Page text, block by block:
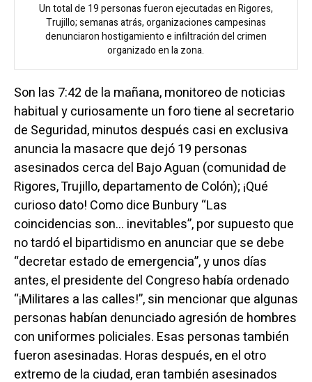
Un total de 19 personas fueron ejecutadas en Rigores,
Trujillo; semanas atrás, organizaciones campesinas
denunciaron hostigamiento e infiltración del crimen
organizado en la zona.
Son las 7:42 de la mañana, monitoreo de noticias
habitual y curiosamente un foro tiene al secretario
de Seguridad, minutos después casi en exclusiva
anuncia la masacre que dejó 19 personas
asesinados cerca del Bajo Aguan (comunidad de
Rigores, Trujillo, departamento de Colón); ¡Qué
curioso dato! Como dice Bunbury “Las
coincidencias son… inevitables”, por supuesto que
no tardó el bipartidismo en anunciar que se debe
“decretar estado de emergencia”, y unos días
antes, el presidente del Congreso había ordenado
“¡Militares a las calles!”, sin mencionar que algunas
personas habían denunciado agresión de hombres
con uniformes policiales. Esas personas también
fueron asesinadas. Horas después, en el otro
extremo de la ciudad, eran también asesinados